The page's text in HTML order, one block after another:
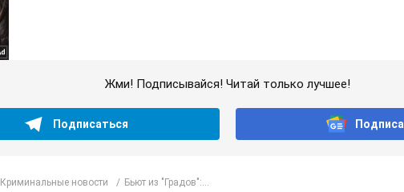
Жми! Подписывайся! Читай только лучшее!
Подписаться
Криминальные новости Бьют из "Градов":...